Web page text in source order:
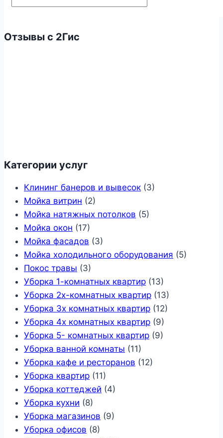
Отзывы с 2Гис
Категории услуг
Клининг банеров и вывесок (3)
Мойка витрин (2)
Мойка натяжных потолков (5)
Мойка окон (17)
Мойка фасадов (3)
Мойка холодильного оборудования (5)
Покос травы (3)
Уборка 1-комнатных квартир (13)
Уборка 2х-комнатных квартир (13)
Уборка 3х комнатных квартир (12)
Уборка 4х комнатных квартир (9)
Уборка 5- комнатных квартир (9)
Уборка ванной комнаты (11)
Уборка кафе и ресторанов (12)
Уборка квартир (11)
Уборка коттеджей (4)
Уборка кухни (8)
Уборка магазинов (9)
Уборка офисов (8)